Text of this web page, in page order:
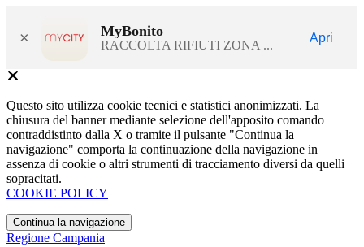
× MyBonito
RACCOLTA RIFIUTI ZONA ...
Apri
Questo sito utilizza cookie tecnici e statistici anonimizzati. La
chiusura del banner mediante selezione dell'apposito comando
contraddistinto dalla X o tramite il pulsante "Continua la
navigazione" comporta la continuazione della navigazione in
assenza di cookie o altri strumenti di tracciamento diversi da quelli
sopracitati.
COOKIE POLICY
Continua la navigazione
Regione Campania